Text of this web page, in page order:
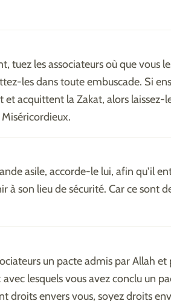
tuez les associateurs où que vous
les dans toute embuscade. Si
acquittent la Zakat, alors laissez-
asile, accorde-le lui, afin qu'il
à son lieu de sécurité. Car ce sont
un pacte admis par Allah et
lesquels vous avez conclu un
droits envers vous, soyez droits